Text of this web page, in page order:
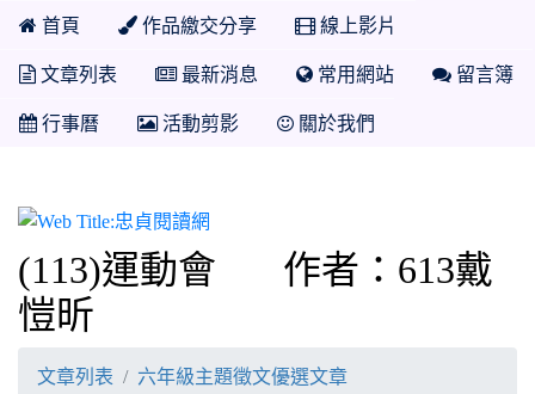
首頁 作品繳交分享 線上影片
文章列表 最新消息 常用網站 留言簿
行事曆 活動剪影 關於我們
(113)運動會 作者：613戴
愷昕
文章列表
六年級主題徵文優選文章